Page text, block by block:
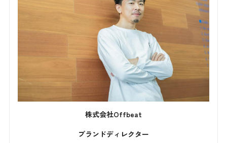
株式会社Offbeat
ブランドディレクター